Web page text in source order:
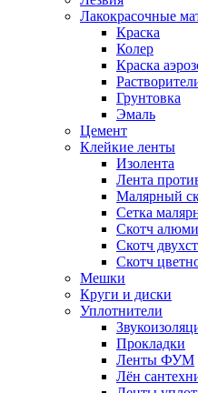
Лакокрасочные
Краска
Колер
Краска
Грунтовка
Эмаль
Цемент
Клейкие ленты
Изолента
Лента
Малярный
Сетка
Скотч
Скотч
Скотч
Мешки
Круги и диски
Уплотнители
Прокладки
Ленты ФУМ
Лён